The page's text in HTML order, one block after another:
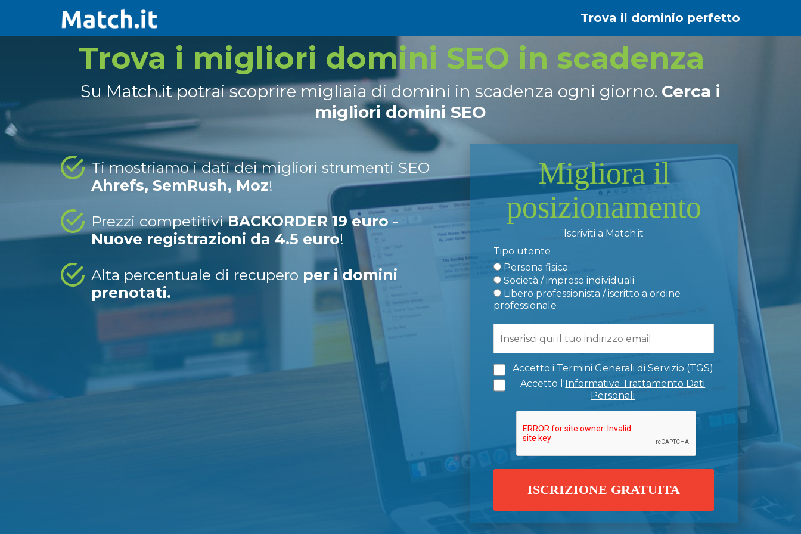
Trova il dominio perfetto
Trova i migliori domini SEO in scadenza
Su Match.it potrai scoprire migliaia di domini in scadenza ogni giorno. Cerca i
migliori domini SEO
Ti mostriamo i dati dei migliori strumenti SEO
Ahrefs, SemRush, Moz!
Prezzi competitiviBACKORDER 19 euro -
Nuove registrazioni da 4.5 euro!
Alta percentuale di recupero per i domini
prenotati.
Migliora il
posizionamento
Iscriviti a Match.it
Tipo utente
Persona fisica
Società / imprese individuali
Libero professionista / iscritto a ordine
professionale
Accetto i Termini Generali di Servizio (TGS)
Accetto l'Informativa Trattamento Dati
Personali